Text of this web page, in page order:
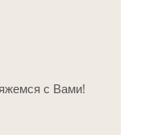
с Вами!